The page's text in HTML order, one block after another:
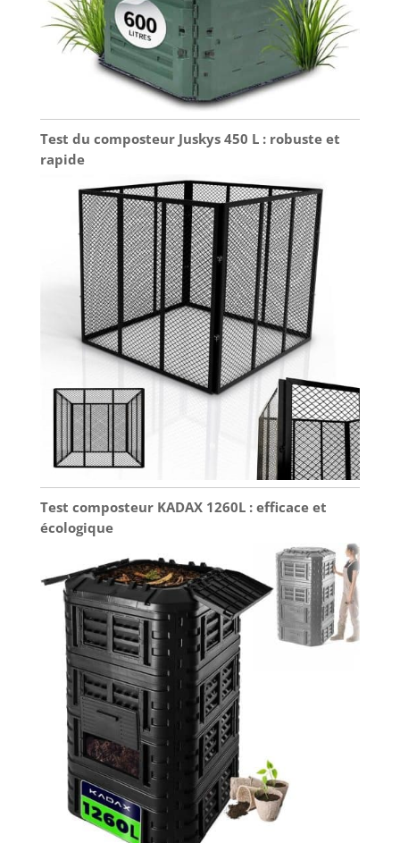
Test du composteur Juskys 450 L : robuste et
rapide
Test composteur KADAX 1260L : efficace et
écologique